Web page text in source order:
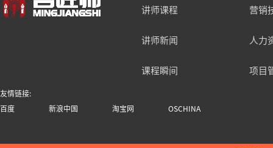
讲师课程
讲师新闻
课程瞬间
营销
人力
项目
友情链接:
百度 新浪中国 淘宝网 OSCHINA